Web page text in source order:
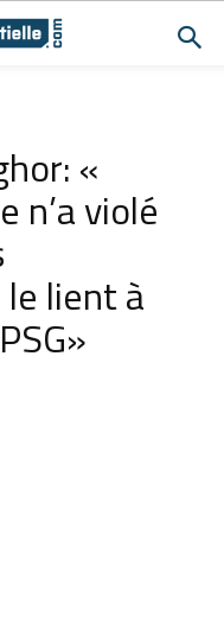
«
n’a violé
lient à